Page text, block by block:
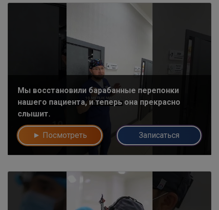
Мы восстановили барабанные перепонки
нашего пациента, и теперь она прекрасно
слышит.
► Посмотреть Записаться